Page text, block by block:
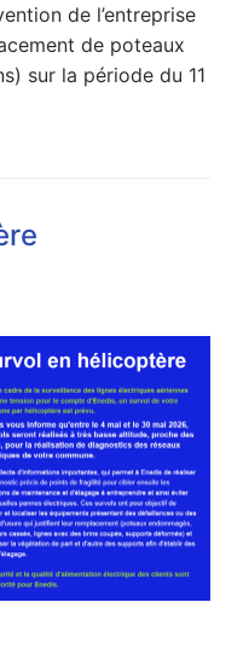
de l’entreprise
de poteaux
sur la période du 11